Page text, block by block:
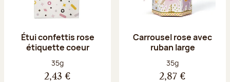
Étui confettis rose
étiquette coeur
Poids net :
35g
2,43 €
Carrousel rose avec
ruban large
Poids net :
35g
2,87 €